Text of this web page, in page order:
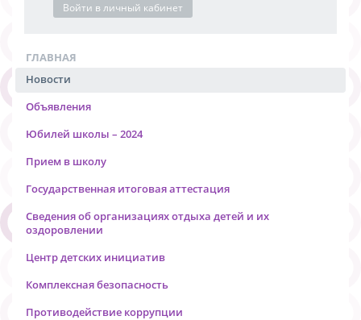
Войти в личный кабинет
ГЛАВНАЯ
Новости
Объявления
Юбилей школы – 2024
Прием в школу
Государственная итоговая аттестация
Сведения об организациях отдыха детей и их
оздоровлении
Центр детских инициатив
Комплексная безопасность
Противодействие коррупции